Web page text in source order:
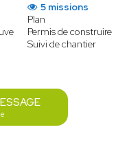
5 missions
Plan
Permis de construire
Suivi de chantier